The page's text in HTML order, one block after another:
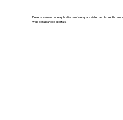
Desenvolvimento de aplicativos móveis para sistemas de crédito
web para bancos digitais.